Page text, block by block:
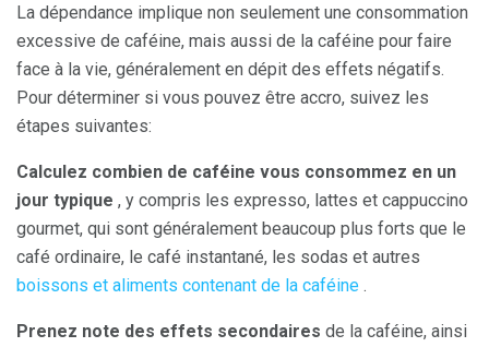
La dépendance implique non seulement une consommation
excessive de caféine, mais aussi de la caféine pour faire
face à la vie, généralement en dépit des effets négatifs.
Pour déterminer si vous pouvez être accro, suivez les
étapes suivantes:
Calculez combien de caféine vous consommez en un
jour typique , y compris les expresso, lattes et cappuccino
gourmet, qui sont généralement beaucoup plus forts que le
café ordinaire, le café instantané, les sodas et autres
boissons et aliments contenant de la caféine .
Prenez note des effets secondaires de la caféine, ainsi